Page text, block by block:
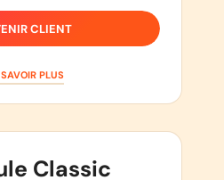
CLIENT
PLUS
Classic